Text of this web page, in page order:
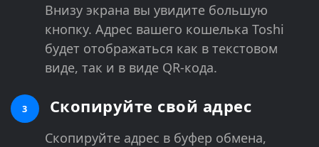
Внизу экрана вы увидите большую
кнопку. Адрес вашего кошелька Toshi
будет отображаться как в текстовом
виде, так и в виде QR-кода.
3 Скопируйте свой адрес
Скопируйте адрес в буфер обмена,